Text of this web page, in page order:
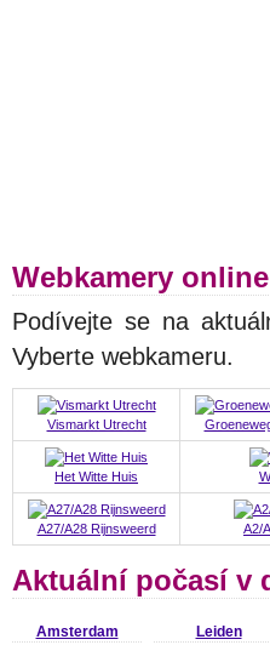
Webkamery
Podívejte se na
Vyberte webkameru.
Vismarkt Utrecht
Het Witte Huis
A27/A28 Rijnsweerd A2/
Aktuální počasí v
Amsterdam Leiden